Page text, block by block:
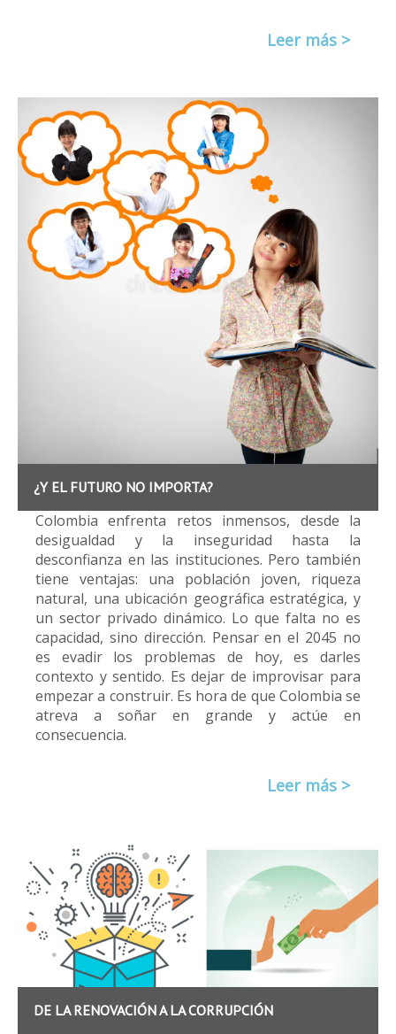
Leer más >
¿Y EL FUTURO NO IMPORTA?
Colombia enfrenta retos inmensos, desde la
desigualdad y la inseguridad hasta la
desconfianza en las instituciones. Pero también
tiene ventajas: una población joven, riqueza
natural, una ubicación geográfica estratégica, y
un sector privado dinámico. Lo que falta no es
capacidad, sino dirección. Pensar en el 2045 no
es evadir los problemas de hoy, es darles
contexto y sentido. Es dejar de improvisar para
empezar a construir. Es hora de que Colombia se
atreva a soñar en grande y actúe en
consecuencia.
Leer más >
DE LA RENOVACIÓN A LA CORRUPCIÓN